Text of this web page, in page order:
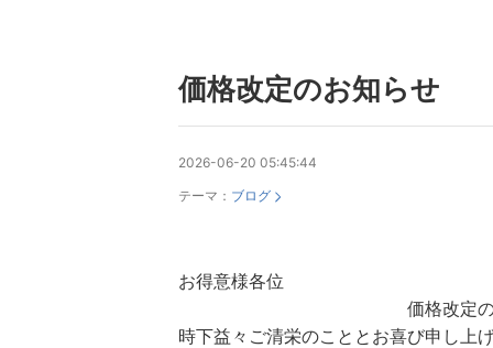
価格改定のお知らせ
2026-06-20 05:45:44
テーマ： ブログ
お得意様各位
価格改定のお
時下益々ご清栄のこととお喜び申し上げ